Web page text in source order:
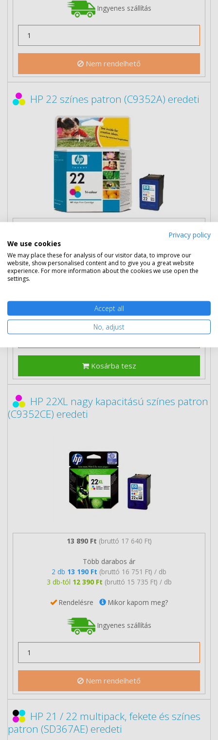
Ingyenes szállítás
Nem rendelhető
HP 22 színes patron (C9352A) eredeti
2 db12 990 Ft (bruttó 16 497 Ft) / db
3 db-tól11 890 Ft (bruttó 15 100 Ft) / db
Ingyenes szállítás
Kosárba tesz
HP 22XL nagy kapacitású színes patron
(C9352CE) eredeti
13 890 Ft (bruttó 17 640 Ft)
Több darabos ár
2 db 13 190 Ft (bruttó 16 751 Ft) / db
3 db-tól 12 390 Ft (bruttó 15 735 Ft) / db
Rendelésre Mikor kapom meg?
Ingyenes szállítás
Nem rendelhető
HP 21 / 22 multipack, fekete és színes
patron (SD367AE) eredeti
Privacy policy
We use cookies
We may place these for analysis of our visitor data, to improve our
website, show personalised content and to give you a great website
experience. For more information about the cookies we use open the
settings.
Accept all
No, adjust